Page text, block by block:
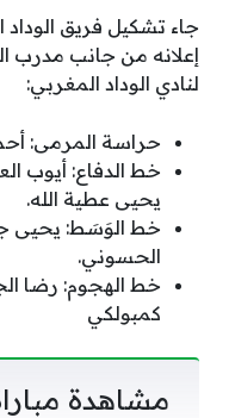
جاء تشكيل فريق الوداد
إعلانه من جانب مدرب
لنادي الوداد المغربي:
حراسة المرمى:
خط الدفاع: أيوب
يحيى عطية الله.
خط الوَسَط: يحيى
الحسوني.
خط الهجوم: رضا
كمبولكي
مشاهدة